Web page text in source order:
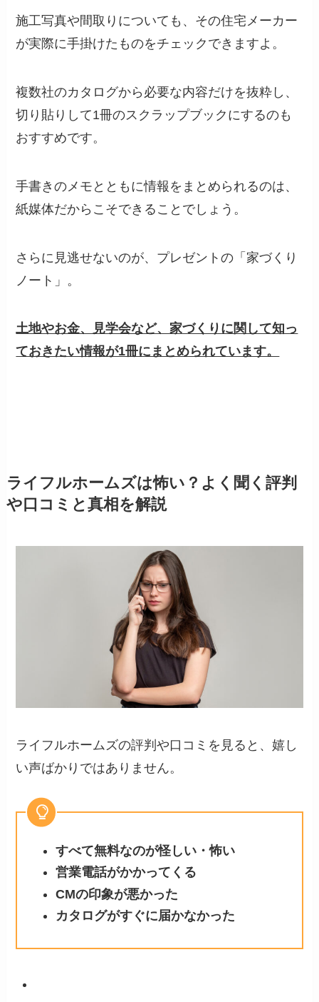
施工写真や間取りについても、その住宅メーカー
が実際に手掛けたものをチェックできますよ。
複数社のカタログから必要な内容だけを抜粋し、
切り貼りして1冊のスクラップブックにするのも
おすすめです。
手書きのメモとともに情報をまとめられるのは、
紙媒体だからこそできることでしょう。
さらに見逃せないのが、プレゼントの「家づくり
ノート」。
土地やお金、見学会など、家づくりに関して知っ
ておきたい情報が1冊にまとめられています。
ライフルホームズは怖い？よく聞く評判
や口コミと真相を解説
ライフルホームズの評判や口コミを見ると、嬉し
い声ばかりではありません。
すべて無料なのが怪しい・怖い
営業電話がかかってくる
CMの印象が悪かった
カタログがすぐに届かなかった